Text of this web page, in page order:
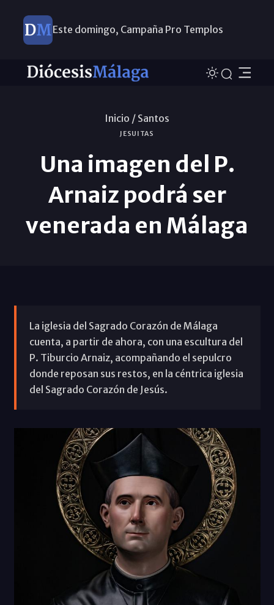
Este domingo, Campaña Pro Templos
Inicio / Santos
JESUITAS
Una imagen del P.
Arnaiz podrá ser
venerada en Málaga
La iglesia del Sagrado Corazón de Málaga
cuenta, a partir de ahora, con una escultura del
P. Tiburcio Arnaiz, acompañando el sepulcro
donde reposan sus restos, en la céntrica iglesia
del Sagrado Corazón de Jesús.